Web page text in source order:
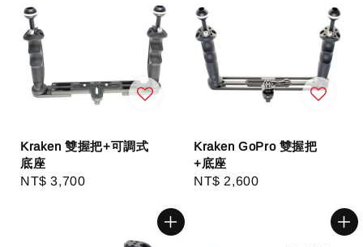
Kraken 雙握把+可調式
底座
Regular
NT$ 3,700
Kraken GoPro 雙握把
+底座
Regular
NT$ 2,600